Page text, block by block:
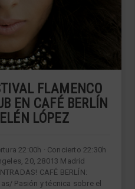
FLAMENCO
EN CAFÉ BERLÍN
LÓPEZ
22:00h · Concierto 22:30h
20, 28013 Madrid
CAFÉ BERLÍN:
Pasión y técnica sobre el